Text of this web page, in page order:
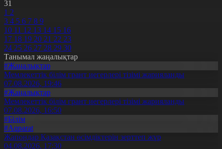
31
1 2
3 4 5 6 7 8 9
10 11 12 13 14 15 16
17 18 19 20 21 22 23
24 25 26 27 28 29 30
Танымал жаңалықтар
#Жаңалықтар
Мемлекеттік білім грант иегерлері тізімі жарияланды
07.08.2026, 19:46
#Жаңалықтар
Мемлекеттік білім грант иегерлері тізімі жарияланды
07.08.2026, 16:50
#Білім
#Aqparat
Жапондар Қазақстан өсімдіктерін зерттеп жүр
04.08.2026, 17:30